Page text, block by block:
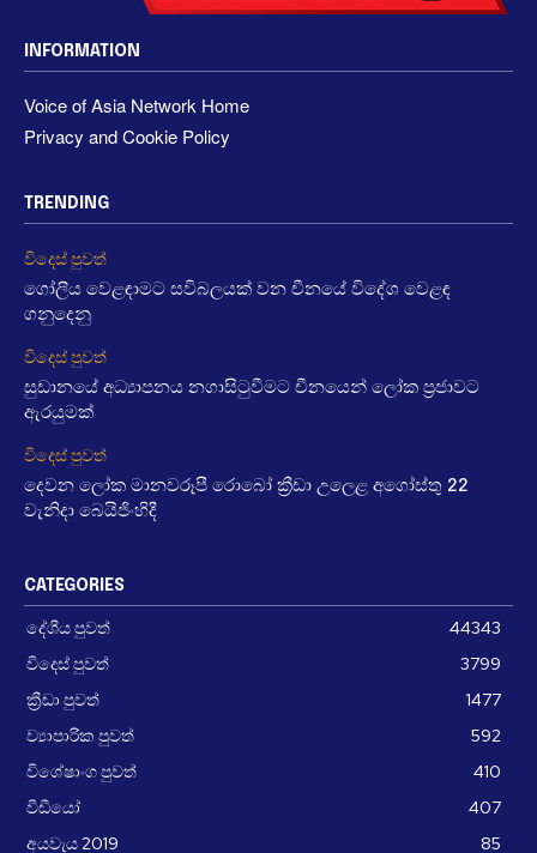
INFORMATION
Voice of Asia Network Home
Privacy and Cookie Policy
TRENDING
විදෙස් පුවත්
ගෝලීය වෙළඳාමට සවිබලයක් වන චීනයේ විදේශ වෙළඳ
ගනුදෙනු
විදෙස් පුවත්
සුඩානයේ අධ්‍යාපනය නගාසිටුවීමට චීනයෙන් ලෝක ප්‍රජාවට
ඇරයුමක්
විදෙස් පුවත්
දෙවන ලෝක මානවරූපී රොබෝ ක්‍රීඩා උලෙළ අගෝස්තු 22
වැනිදා බෙයිජිංහිදී
CATEGORIES
දේශීය පුවත්
44343
විදෙස් පුවත්
3799
ක්‍රීඩා පුවත්
1477
ව්‍යාපාරික පුවත්
592
විශේෂාංග පුවත්
410
වීඩීයෝ
407
අයවැය 2019
85